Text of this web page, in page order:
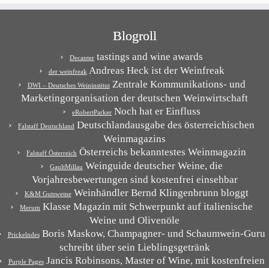
Blogroll
Decanter tastings and wine awards
der weinfreakAndreas Heck ist der Weinfreak
DWI – Deutsches WeininstitutZentrale Kommunikations- und
Marketingorganisation der deutschen Weinwirtschaft
eRobertParker Noch hat er Einfluss
Falstaff Deutschland Deutschlandausgabe des österreichischen
Weinmagazins
Falstaff Österreich Österreichs bekanntestes Weinmagazin
GaultMillau Weinguide deutscher Weine, die
Vorjahresbewertungen sind kostenfrei einsehbar
K&M GutsweineWeinhändler Bernd Klingenbrunn bloggt
Merum Klasse Magazin mit Schwerpunkt auf italienische
Weine und Olivenöle
PrickelndesBoris Maskow, Champagner- und Schaumwein-Guru
schreibt über sein Lieblingsgetränk
Purple PagesJancis Robinsons, Master of Wine, mit kostenfreien